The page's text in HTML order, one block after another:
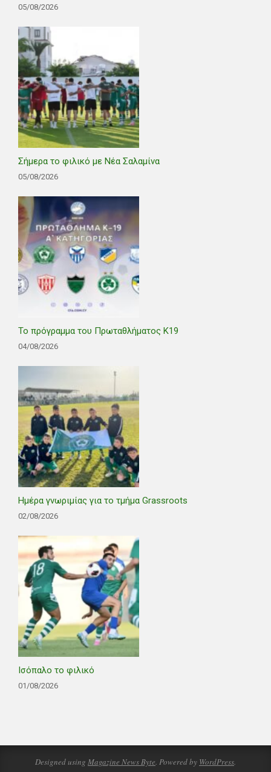
05/08/2026
Σήμερα το φιλικό με Νέα Σαλαμίνα
05/08/2026
Το πρόγραμμα του Πρωταθλήματος Κ19
04/08/2026
Ημέρα γνωριμίας για το τμήμα Grassroots
02/08/2026
Ισόπαλο το φιλικό
01/08/2026
Designed using Magazine News Byte. Powered by WordPress.